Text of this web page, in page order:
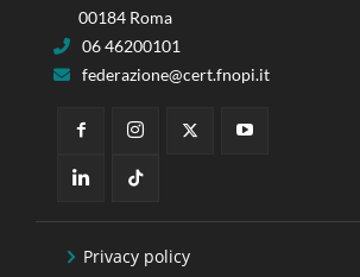
00184 Roma
06 46200101
federazione@cert.fnopi.it
Privacy policy